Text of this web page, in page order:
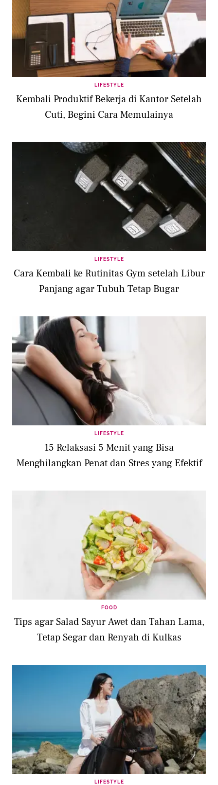
LIFESTYLE
Kembali Produktif Bekerja di Kantor Setelah
Cuti, Begini Cara Memulainya
LIFESTYLE
Cara Kembali ke Rutinitas Gym setelah Libur
Panjang agar Tubuh Tetap Bugar
LIFESTYLE
15 Relaksasi 5 Menit yang Bisa
Menghilangkan Penat dan Stres yang Efektif
FOOD
Tips agar Salad Sayur Awet dan Tahan Lama,
Tetap Segar dan Renyah di Kulkas
LIFESTYLE